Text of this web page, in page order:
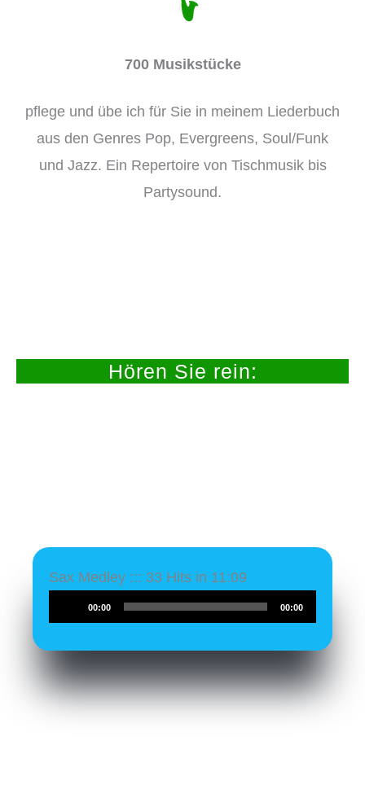
700 Musikstücke
pflege und übe ich für Sie in meinem Liederbuch
aus den Genres Pop, Evergreens, Soul/Funk
und Jazz. Ein Repertoire von Tischmusik bis
Partysound.
Hören Sie rein:
Sax Medley ::: 33 Hits in 11:09
Audio-00:00 00:00